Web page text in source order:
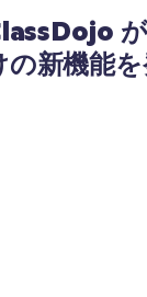
の新機能